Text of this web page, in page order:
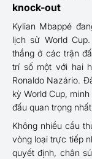
knock-out
Kylian Mbappé
lịch sử World
thắng ở các trận
trí số một với hai
Ronaldo Nazário.
kỳ World Cup,
đấu quan trọng
Không nhiều cầu
vòng loại trực tiếp
quyết định, chân